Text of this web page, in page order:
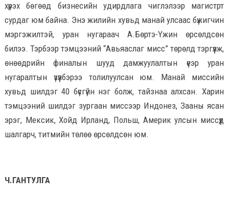
хүрэх бөгөөд бизнесийн удирдлага чиглэлээр магистрт
сурдаг юм байна. Энэ жилийн хувьд манай улсаас бүжигчин
мэргэжилтэй, уран нугараач А.Бөртэ-Үжин өрсөлдсөн
билээ. Тэрбээр тэмцээний “Авьяаслаг мисс” төрөлд тэргүүлж,
өнөөдрийн финалын шууд дамжуулалтын үеэр уран
нугаралтын үзүүлбэрээ толилуулсан юм. Манай миссийн
хувьд шилдэг 40 бүсгүйн нэг болж, тайзнаа алхсан. Харин
тэмцээний шилдэг зургаан миссээр Индонез, Зааны ясан
эрэг, Мексик, Хойд Ирланд, Польш, Америк улсын миссүүд
шалгарч, титмийн төлөө өрсөлдсөн юм.
Ч.ГАНТУЛГА